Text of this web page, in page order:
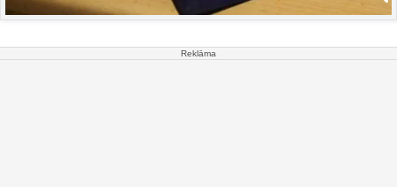
Reklāma